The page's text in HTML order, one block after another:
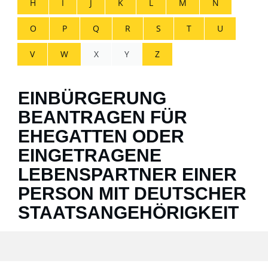
H I J K L M N
O P Q R S T U
V W X Y Z
EINBÜRGERUNG
BEANTRAGEN FÜR
EHEGATTEN ODER
EINGETRAGENE
LEBENSPARTNER EINER
PERSON MIT DEUTSCHER
STAATSANGEHÖRIGKEIT